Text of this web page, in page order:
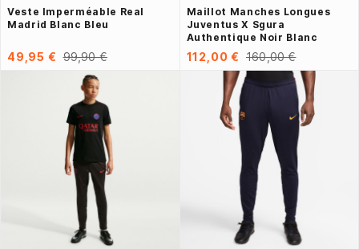
Veste Imperméable Real
Madrid Blanc Bleu
49,95 € 99,90 €
Maillot Manches Longues
Juventus X Sgura
Authentique Noir Blanc
112,00 € 160,00 €